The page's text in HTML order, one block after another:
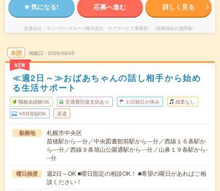
気になる! 応募へ進む 詳しく見る
派遣会社 マンパワーグループ株式会社 ケアサービス事業部 （医療福祉介護関連）
未読
NEW
掲載日 2026/08/05
≪週2日～≫おばあちゃんの話し相手から始め
る生活サポート
職種未経験OK 交通費別途支給あり 土日祝日が休み 残業なし
WEB登録OK 派遣
勤務地
札幌市中央区
苗穂駅から---分／中央図書館前駅から---分／西線１６条駅か
ら---分／西線９条旭山公園通駅から---分／山鼻１９条駅から-
--分
曜日頻度
週2日～OK ■曜日固定の相談OK！ ■希望の曜日があればご相
談ください！